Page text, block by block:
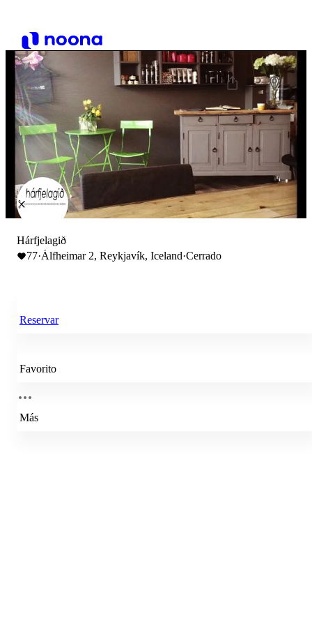
Hárfjelagið
77·Álfheimar 2, Reykjavík, Iceland·Cerrado
Reservar
Favorito
Más